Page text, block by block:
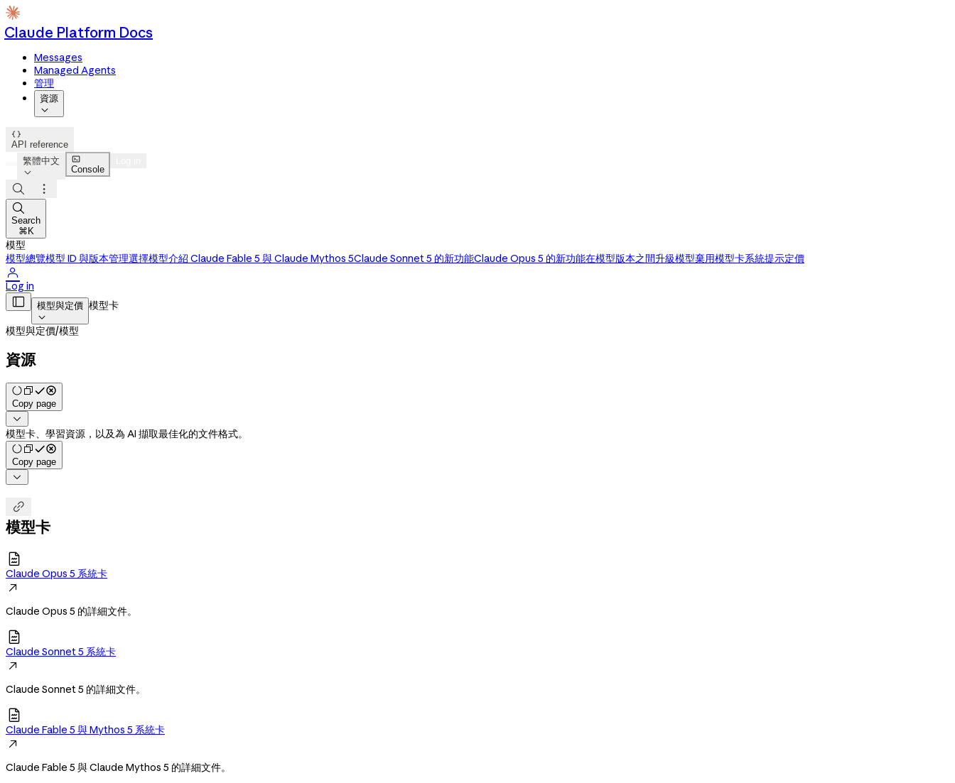
Claude Platform Docs
Messages
Managed Agents
管理
資源


API reference
繁體中文


Console



Search
⌘K
模型
模型總覽模型 ID 與版本管理選擇模型介紹 Claude Fable 5 與 Claude Mythos 5Claude Sonnet 5 的新功能Claude Opus 5 的新功能在模型版本之間升級模型棄用模型卡系統提示定價

Log in
 模型與定價

模型卡
模型與定價/模型
資源
Copy page

模型卡、學習資源，以及為 AI 擷取最佳化的文件格式。
Copy page


模型卡

Claude Opus 5 系統卡

Claude Opus 5 的詳細文件。

Claude Sonnet 5 系統卡

Claude Sonnet 5 的詳細文件。

Claude Fable 5 與 Mythos 5 系統卡

Claude Fable 5 與 Claude Mythos 5 的詳細文件。